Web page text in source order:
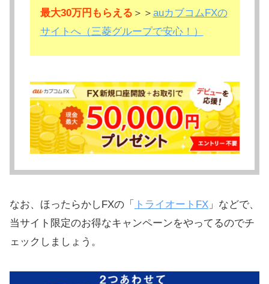
最大30万円もらえる ＞＞ auカブコムFXの
サイトへ（三菱グループで安心！）
なお、ほったらかしFXの「 トライオートFX 」などで、
当サイト限定のお得なキャンペーンをやってるのでチ
ェックしましょう。